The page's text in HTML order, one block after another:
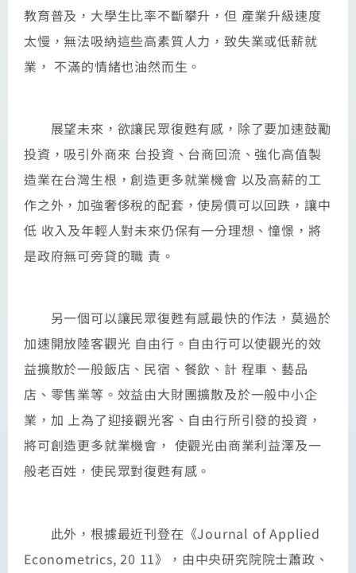
教育普及，大學生比率不斷攀升，但 產業升級速度
太慢，無法吸納這些高素質人力，致失業或低薪就
業， 不滿的情緒也油然而生。
展望未來，欲讓民眾復甦有感，除了要加速鼓勵
投資，吸引外商來 台投資、台商回流、強化高值製
造業在台灣生根，創造更多就業機會 以及高薪的工
作之外，加強奢侈稅的配套，使房價可以回跌，讓中
低 收入及年輕人對未來仍保有一分理想、憧憬，將
是政府無可旁貸的職 責。
另一個可以讓民眾復甦有感最快的作法，莫過於
加速開放陸客觀光 自由行。自由行可以使觀光的效
益擴散於一般飯店、民宿、餐飲、計 程車、藝品
店、零售業等。效益由大財團擴散及於一般中小企
業，加 上為了迎接觀光客、自由行所引發的投資，
將可創造更多就業機會， 使觀光由商業利益澤及一
般老百姓，使民眾對復甦有感。
此外，根據最近刊登在《Journal of Applied
Econometrics, 20 11》，由中央研究院院士蕭政、